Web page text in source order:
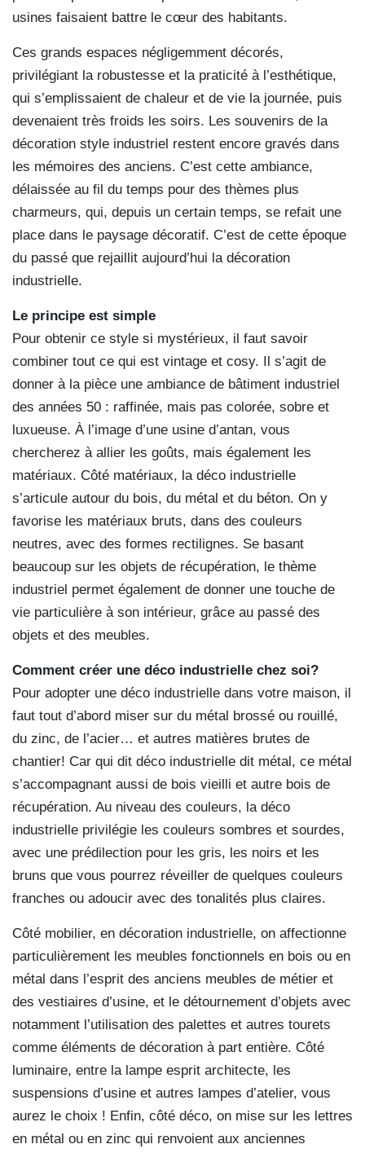
usines faisaient battre le cœur des habitants.
Ces grands espaces négligemment décorés,
privilégiant la robustesse et la praticité à l’esthétique,
qui s’emplissaient de chaleur et de vie la journée, puis
devenaient très froids les soirs. Les souvenirs de la
décoration style industriel restent encore gravés dans
les mémoires des anciens. C’est cette ambiance,
délaissée au fil du temps pour des thèmes plus
charmeurs, qui, depuis un certain temps, se refait une
place dans le paysage décoratif. C’est de cette époque
du passé que rejaillit aujourd’hui la décoration
industrielle.
Le principe est simple
Pour obtenir ce style si mystérieux, il faut savoir
combiner tout ce qui est vintage et cosy. Il s’agit de
donner à la pièce une ambiance de bâtiment industriel
des années 50 : raffinée, mais pas colorée, sobre et
luxueuse. À l’image d’une usine d’antan, vous
chercherez à allier les goûts, mais également les
matériaux. Côté matériaux, la déco industrielle
s’articule autour du bois, du métal et du béton. On y
favorise les matériaux bruts, dans des couleurs
neutres, avec des formes rectilignes. Se basant
beaucoup sur les objets de récupération, le thème
industriel permet également de donner une touche de
vie particulière à son intérieur, grâce au passé des
objets et des meubles.
Comment créer une déco industrielle chez soi?
Pour adopter une déco industrielle dans votre maison, il
faut tout d’abord miser sur du métal brossé ou rouillé,
du zinc, de l’acier… et autres matières brutes de
chantier! Car qui dit déco industrielle dit métal, ce métal
s’accompagnant aussi de bois vieilli et autre bois de
récupération. Au niveau des couleurs, la déco
industrielle privilégie les couleurs sombres et sourdes,
avec une prédilection pour les gris, les noirs et les
bruns que vous pourrez réveiller de quelques couleurs
franches ou adoucir avec des tonalités plus claires.
Côté mobilier, en décoration industrielle, on affectionne
particulièrement les meubles fonctionnels en bois ou en
métal dans l’esprit des anciens meubles de métier et
des vestiaires d’usine, et le détournement d’objets avec
notamment l’utilisation des palettes et autres tourets
comme éléments de décoration à part entière. Côté
luminaire, entre la lampe esprit architecte, les
suspensions d’usine et autres lampes d’atelier, vous
aurez le choix ! Enfin, côté déco, on mise sur les lettres
en métal ou en zinc qui renvoient aux anciennes